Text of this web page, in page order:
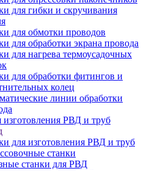
для гибки и скручивания
для обмотки проводов
для обработки экрана провода
для нагрева термоусадочных
для обработки фитингов и
колец
линии обработки
изготовления РВД и труб
для изготовления РВД и труб
станки
станки для РВД